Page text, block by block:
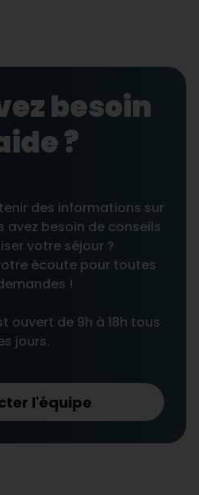
besoin
?
des informations sur
avez besoin de conseils
votre séjour ?
écoute pour toutes
!
ouvert de 9h à 18h tous
jours.
l'équipe